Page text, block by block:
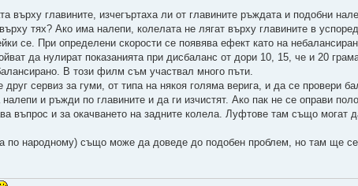
върху главините, изчегъртаха ли от главините ръждата и подобни
тях? Ако има налепи, колелата не лягат върху главините в
се. При определени скорости се появява ефект като на
да нулират показанията при дисбаланс от дори 10, 15, че и 20
В този филм съм участвал много пъти.
сервиз за гуми, от типа на някоя голяма верига, и да се провери
и ръжди по главините и да ги изчистят. Ако пак не се оправи
въпрос и за окачването на задните колела. Луфтове там също могат
по народному) също може да доведе до подобен проблем, но там ще